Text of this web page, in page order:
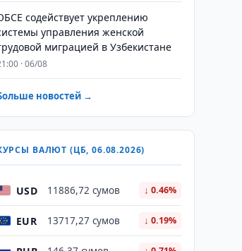
содействует укреплению
управления женской
миграцией в Узбекистане
· 06/08
новостей →
ВАЛЮТ (ЦБ, 06.08.2026)
USD 11886,72 сумов ↓ 0.46%
EUR 13717,27 сумов ↓ 0.19%